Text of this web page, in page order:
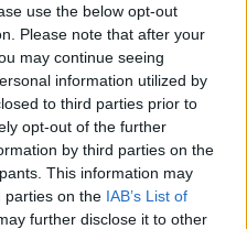
use the below opt-out
Please note that after your
may continue seeing
information utilized by
to third parties prior to
opt-out of the further
by third parties on the
This information may
parties on the IAB’s List of
further disclose it to other
HASZNÁLOD, AZ
UTALHAT
A GYÓGYSZEREIKET –
JELENTKEZIK EZ A
FIGYELJ